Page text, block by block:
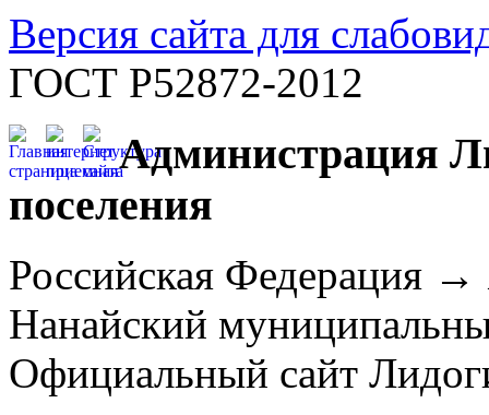
Версия сайта для
ГОСТ Р52872-2012
Администрация
поселения
Российская Федерация
Нанайский
Официальный сайт